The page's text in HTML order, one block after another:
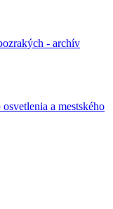
- archív
a mestského